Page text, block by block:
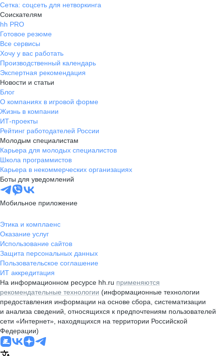
Сетка: соцсеть для нетворкинга
Соискателям
hh PRO
Готовое резюме
Все сервисы
Хочу у вас работать
Производственный календарь
Экспертная рекомендация
Новости и статьи
Блог
О компаниях в игровой форме
Жизнь в компании
ИТ-проекты
Рейтинг работодателей России
Молодым специалистам
Карьера для молодых специалистов
Школа программистов
Карьера в некоммерческих организациях
Боты для уведомлений
Мобильное приложение
Этика и комплаенс
Оказание услуг
Использование сайтов
Защита персональных данных
Пользовательское соглашение
ИТ аккредитация
На информационном ресурсе hh.ru применяются
рекомендательные технологии (информационные технологии
предоставления информации на основе сбора, систематизации
и анализа сведений, относящихся к предпочтениям пользователей
сети «Интернет», находящихся на территории Российской
Федерации)